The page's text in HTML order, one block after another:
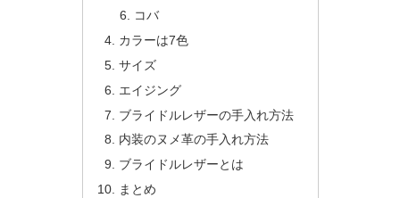
コバ
カラーは7色
サイズ
エイジング
ブライドルレザーの手入れ方法
内装のヌメ革の手入れ方法
ブライドルレザーとは
まとめ